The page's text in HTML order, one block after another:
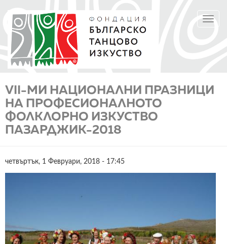
основното
съдържание
VІІ-МИ НАЦИОНАЛНИ ПРАЗНИЦИ
НА ПРОФЕСИОНАЛНОТО
ФОЛКЛОРНО ИЗКУСТВО
ПАЗАРДЖИК-2018
четвъртък, 1 Февруари, 2018 - 17:45